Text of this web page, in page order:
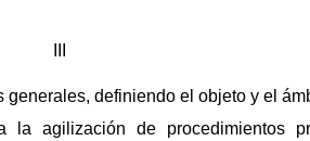
definiendo el objeto y el
agilización de procedimientos